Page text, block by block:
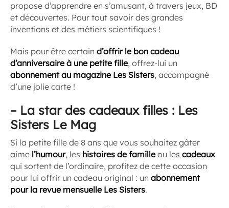
propose d’apprendre en s’amusant, à travers jeux, BD
et découvertes. Pour tout savoir des grandes
inventions et des métiers scientifiques !
Mais pour être certain d’offrir le bon cadeau
d’anniversaire à une petite fille, offrez-lui un
abonnement au magazine Les Sisters, accompagné
d’une jolie carte !
– La star des cadeaux filles : Les
Sisters Le Mag
Si la petite fille de 8 ans que vous souhaitez gâter
aime l’humour, les histoires de familleou les cadeaux
qui sortent de l’ordinaire, profitez de cette occasion
pour lui offrir un cadeau original : un abonnement
pour la revue mensuelle Les Sisters.